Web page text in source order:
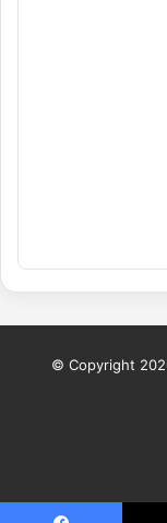
© Copyright